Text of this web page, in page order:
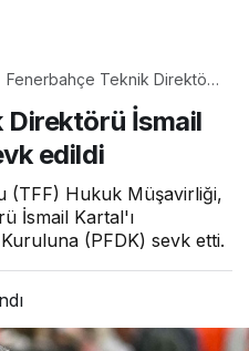
Fenerbahçe Teknik Direktörü
edildi
Direktörü İsmail
edildi
(TFF) Hukuk Müşavirliği,
İsmail Kartal'ı
(PFDK) sevk etti.